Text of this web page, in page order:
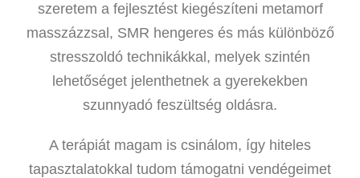
szeretem a fejlesztést kiegészíteni metamorf
masszázzsal, SMR hengeres és más különböző
stresszoldó technikákkal, melyek szintén
lehetőséget jelenthetnek a gyerekekben
szunnyadó feszültség oldásra.
A terápiát magam is csinálom, így hiteles
tapasztalatokkal tudom támogatni vendégeimet